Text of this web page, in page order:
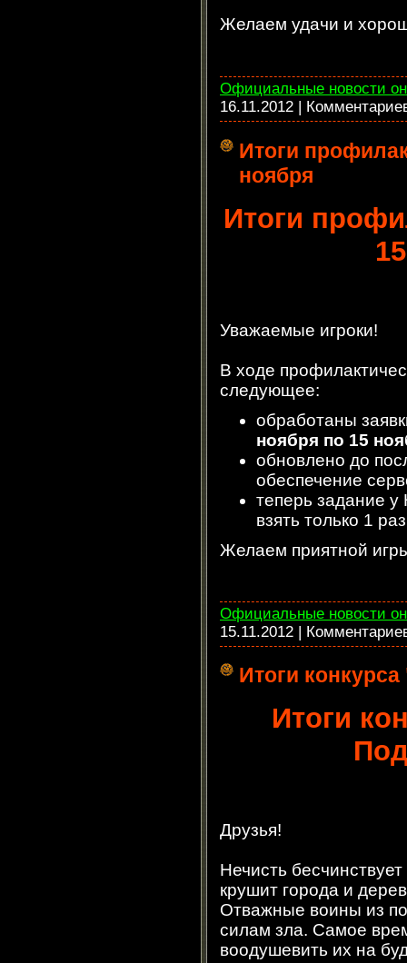
Желаем удачи и
Официальные новости
16.11.2012 |
Итоги
ноября
Итоги
Уважаемые игроки!
В ходе
следующее:
обработаны
ноября по 15
обновлено до
обеспечение
теперь задание
взять только 1
Желаем приятной
Официальные новости
15.11.2012 |
Итоги
Итоги
Друзья!
Нечисть
крушит города и
Отважные воины из
силам зла. Самое
воодушевить их на